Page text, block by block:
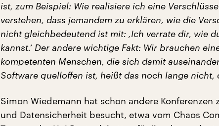
ist, zum Beispiel: Wie realisiere ich eine
verstehen, dass jemandem zu erklären, wie die
nicht gleichbedeutend ist mit: ‚Ich verrate dir, wie
kannst.‘ Der andere wichtige Fakt: Wir brauchen
kompetenten Menschen, die sich damit
Software quelloffen ist, heißt das noch lange nicht,
Simon Wiedemann hat schon andere Konferenzen
und Datensicherheit besucht, etwa vom Chaos